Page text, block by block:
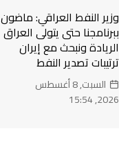
وزير النفط العراقي: ماضون
ببرنامجنا حتى يتولى العراق
الريادة ونبحث مع إيران
ترتيبات تصدير النفط
السبت, 8 أغسطس
2026, 15:54